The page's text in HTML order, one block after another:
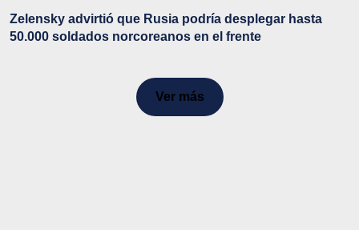
Zelensky advirtió que Rusia podría desplegar hasta
50.000 soldados norcoreanos en el frente
Ver más